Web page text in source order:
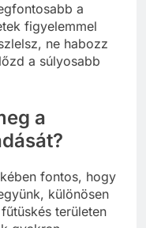
a
figyelemmel
ne habozz
a súlyosabb
a
fontos, hogy
különösen
területen